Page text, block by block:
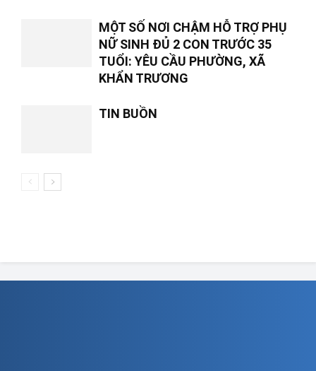
MỘT SỐ NƠI CHẬM HỖ TRỢ PHỤ
NỮ SINH ĐỦ 2 CON TRƯỚC 35
TUỔI: YÊU CẦU PHƯỜNG, XÃ
KHẨN TRƯƠNG
TIN BUỒN